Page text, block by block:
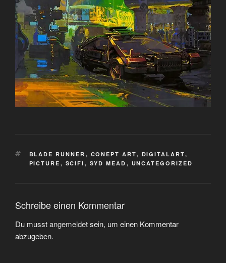
SCHLAGWÖRTER
BLADE RUNNER , CONEPT ART, DIGITALART,
PICTURE , SCIFI , SYD MEAD , UNCATEGORIZED
Schreibe einen Kommentar
Du musstangemeldetsein, um einen Kommentar
abzugeben.